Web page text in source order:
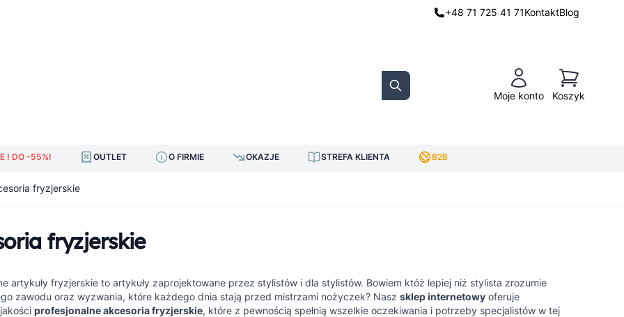
+48 71 725 41 71KontaktBlog
Search Moje konto
Koszyk
Koszyk
! DO -55%! OUTLET O FIRMIE OKAZJE STREFA KLIENTA B2B
fryzjerskie
fryzjerskie
artykuły fryzjerskie to artykuły zaprojektowane przez stylistów i dla stylistów. Bowiem któż lepiej niż stylista zrozumie
zawodu oraz wyzwania, które każdego dnia stają przed mistrzami nożyczek? Nasz sklep internetowy oferuje
profesjonalne akcesoria fryzjerskie, które z pewnością spełnią wszelkie oczekiwania i potrzeby specjalistów w tej